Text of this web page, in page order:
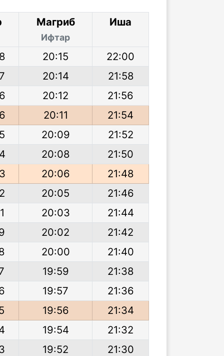
Магриб
Ифтар
Иша
20:15
22:00
20:14
21:58
20:12
21:56
20:11
21:54
20:09
21:52
20:08
21:50
20:06
21:48
20:05
21:46
20:03
21:44
20:02
21:42
20:00
21:40
19:59
21:38
19:57
21:36
19:56
21:34
19:54
21:32
19:52
21:30